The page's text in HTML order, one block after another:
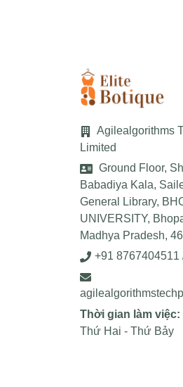
Agilealgorithms
Limited
Ground Floor,
Babadiya Kala,
General Library,
UNIVERSITY,
Madhya Pradesh,
+91 8767404511
Thời gian làm việc:
Thứ Hai - Thứ Bảy